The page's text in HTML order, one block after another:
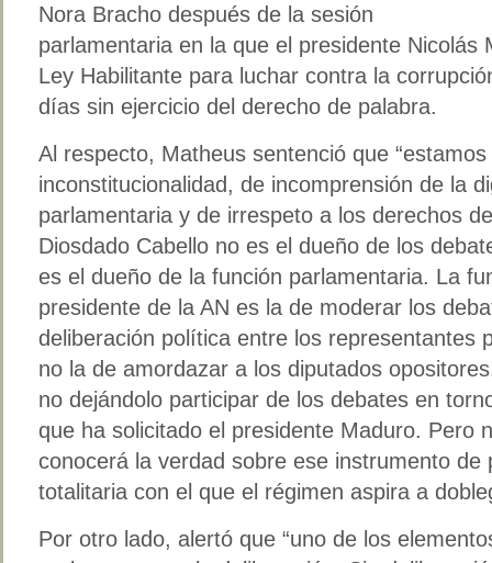
Nora Bracho después de la sesión
parlamentaria en la que el presidente Nicolás
Ley Habilitante para luchar contra la
días sin ejercicio del derecho de palabra.
Al respecto, Matheus sentenció que
inconstitucionalidad, de incomprensión de la
parlamentaria y de irrespeto a los derechos
Diosdado Cabello no es el dueño de los
es el dueño de la función parlamentaria. La
presidente de la AN es la de moderar los
deliberación política entre los representantes
no la de amordazar a los diputados
no dejándolo participar de los debates en
que ha solicitado el presidente Maduro. Pero
conocerá la verdad sobre ese instrumento de
totalitaria con el que el régimen aspira a
Por otro lado, alertó que “uno de los